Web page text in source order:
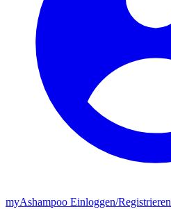
myAshampoo Einloggen/Registrieren